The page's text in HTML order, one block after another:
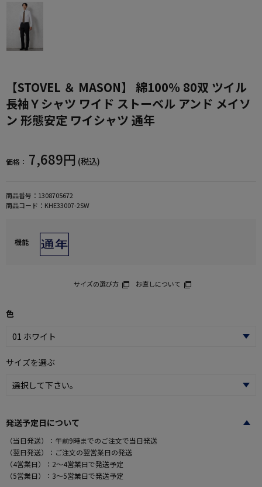
【STOVEL ＆ MASON】 綿100％ 80双 ツイル
長袖Ｙシャツ ワイド ストーベル アンド メイソ
ン 形態安定 ワイシャツ 通年
価格： 7,689円 (税込)
商品番号： 1308705672
商品コード： KHE33007-2SW
機能
サイズの選び方 お直しについて
色
サイズを選ぶ
発送予定日について
（当日発送）：午前9時までのご注文で当日発送
（翌日発送）：ご注文の翌営業日の発送
（4営業日）：2～4営業日で発送予定
（5営業日）：3～5営業日で発送予定